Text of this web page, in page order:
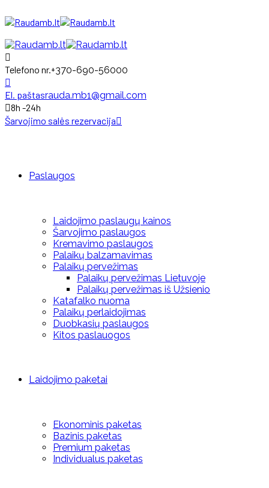
Telefono nr.+370-690-56000
El. paštasrauda.mb1@gmail.com
8h -24h
Šarvojimo salės rezervacija
Paslaugos
Laidojimo paslaugų kainos
Šarvojimo paslaugos
Kremavimo paslaugos
Palaikų balzamavimas
Palaikų pervežimas
Palaikų pervežimas Lietuvoje
Palaikų pervežimas iš Užsienio
Katafalko nuoma
Palaikų perlaidojimas
Duobkasių paslaugos
Kitos paslauogos
Laidojimo paketai
Ekonominis paketas
Bazinis paketas
Premium paketas
Individualus paketas